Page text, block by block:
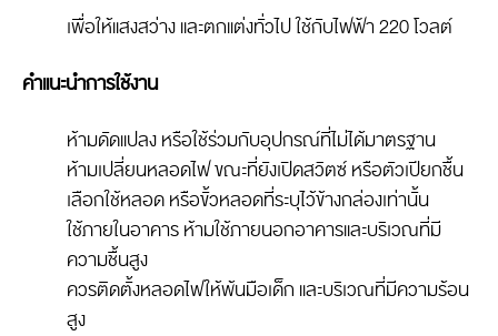
เพื่อให้แสงสว่าง และตกแต่งทั่วไป ใช้กับไฟฟ้า 220 โวลต์
คำแนะนำการใช้งาน
ห้ามดัดแปลง หรือใช้ร่วมกับอุปกรณ์ที่ไม่ได้มาตรฐาน
ห้ามเปลี่ยนหลอดไฟ ขณะที่ยังเปิดสวิตซ์ หรือตัวเปียกชื้น
เลือกใช้หลอด หรือขั้วหลอดที่ระบุไว้ข้างกล่องเท่านั้น
ใช้ภายในอาคาร ห้ามใช้ภายนอกอาคารและบริเวณที่มี
ความชื้นสูง
ควรติดตั้งหลอดไฟให้พ้นมือเด็ก และบริเวณที่มีความร้อน
สูง